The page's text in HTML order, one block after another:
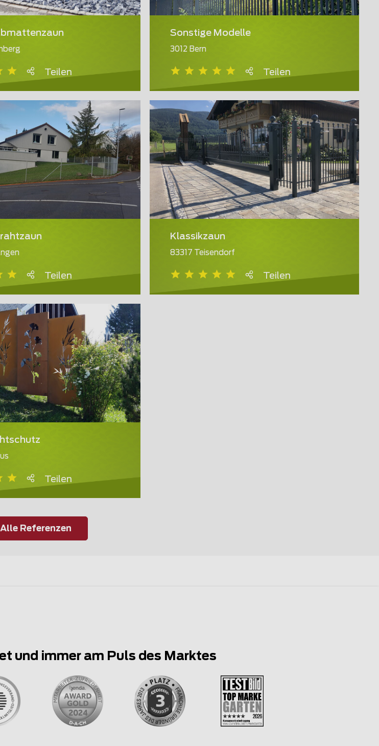
Teilen
Sonstige Modelle
3012 Bern
Teilen
Teilen
Klassikzaun
83317 Teisendorf
Teilen
Teilen
Alle Referenzen
und immer am Puls des Marktes